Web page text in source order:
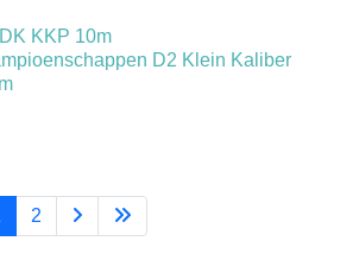
KKP 10m
D2 Klein Kaliber
2